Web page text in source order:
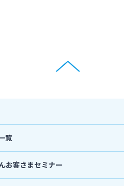
覧
お客さまセミナー